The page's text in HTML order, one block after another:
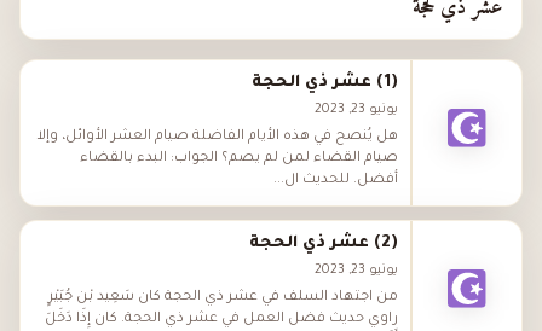
عشر ذي لحجة
(1) عشر ذي الحجة
يونيو 23, 2023
هل يُنصح في هذه الأيام الفاضلة صيام العشر الأوائل، وإلا
صيام القضاء لمن لم يصم؟ الجواب: البدء بالقضاء
أفضل. للحديث ال...
(2) عشر ذي الحجة
يونيو 23, 2023
من اجتهاد السلف في عشر ذي الحجة كان سَعِيد بْن جُبَيْرٍ
راوي حديث فضل العمل في عشر ذي الحجة. كان إِذَا دَخَلَ